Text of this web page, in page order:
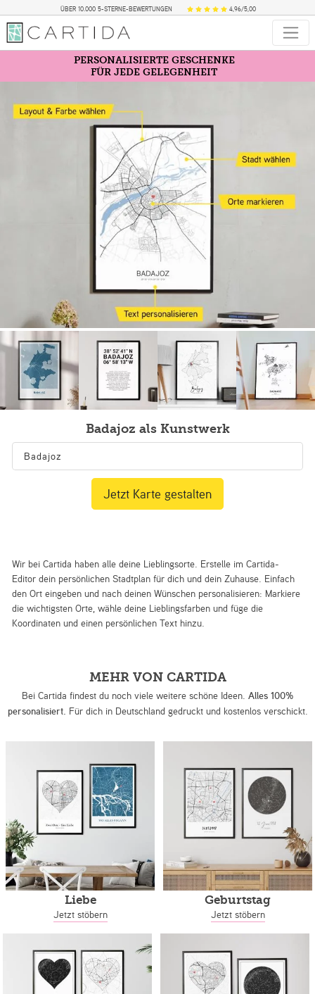
ÜBER 10.000 5-STERNE-BEWERTUNGEN 4,96/5,00
PERSONALISIERTE GESCHENKE
FÜR JEDE GELEGENHEIT
Badajoz als Kunstwerk
Wir bei Cartida haben alle deine Lieblingsorte. Erstelle im Cartida-
Editor dein persönlichen Stadtplan für dich und dein Zuhause. Einfach
den Ort eingeben und nach deinen Wünschen personalisieren: Markiere
die wichtigsten Orte, wähle deine Lieblingsfarben und füge die
Koordinaten und einen persönlichen Text hinzu.
Jetzt Karte gestalten
MEHR VON CARTIDA
Bei Cartida findest du noch viele weitere schöne Ideen. Alles 100%
personalisiert. Für dich in Deutschland gedruckt und kostenlos verschickt.
Liebe
Jetzt stöbern
Geburtstag
Jetzt stöbern